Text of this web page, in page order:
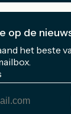
op de
het beste